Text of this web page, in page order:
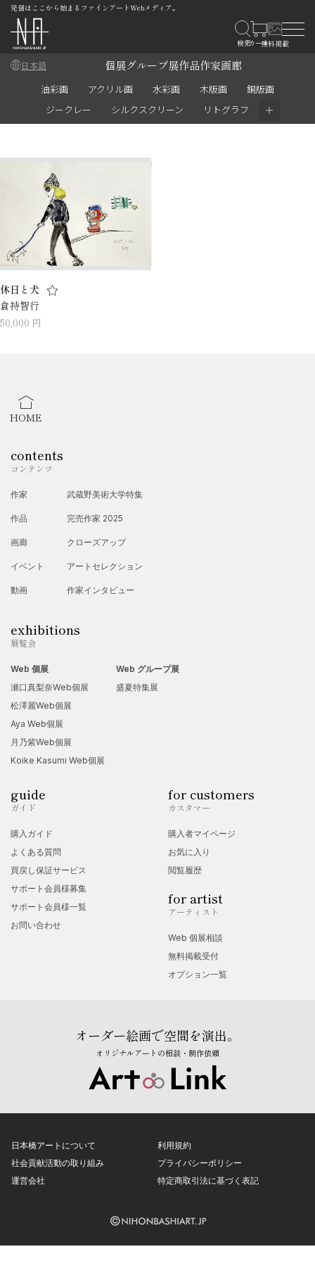
発信はここから始まるファインアートWebメディア。
日本語 個展グループ展作品作家画廊
油彩画 アクリル画 水彩画 木版画
銅版画
ジークレー
シルクスクリーン リトグラフ ＋
休日と犬
倉持智行
50,000 円
HOME
contents
コンテンツ
作家
作品
画廊
イベント
動画
武蔵野美術大学特集
完売作家 2025
クローズアップ
アートセレクション
作家インタビュー
exhibitions
展覧会
Web 個展
瀬口真梨奈Web個展
松澤麗Web個展
Aya Web個展
月乃紫Web個展
Koike Kasumi Web個展
Web グループ展
盛夏特集展
guide
ガイド
購入ガイド
よくある質問
買戻し保証サービス
サポート会員様募集
サポート会員様一覧
お問い合わせ
for customers
カスタマー
購入者マイページ
お気に入り
閲覧履歴
for artist
アーティスト
Web 個展相談
無料掲載受付
オプション一覧
オーダー絵画で空間を演出。
オリジナルアートの相談・制作依頼
日本橋アートについて
社会貢献活動の取り組み
運営会社
利用規約
プライバシーポリシー
特定商取引法に基づく表記